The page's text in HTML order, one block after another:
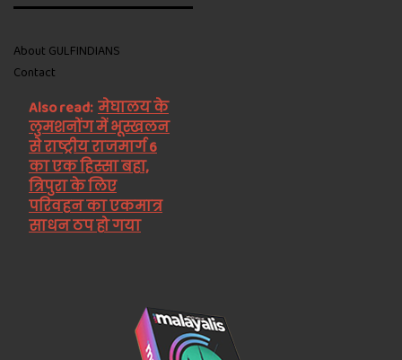
About GULFINDIANS
Contact
Also read: मेघालय के
लुमशनोंग में भूस्खलन
से राष्ट्रीय राजमार्ग 6
का एक हिस्सा बहा,
त्रिपुरा के लिए
परिवहन का एकमात्र
साधन ठप हो गया